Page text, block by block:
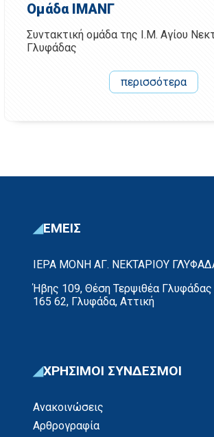
Ομάδα ΙΜΑΝΓ
Συντακτική ομάδα της Ι.Μ. Αγίου
Γλυφάδας
περισσότερα
ΕΜΕΙΣ
ΙΕΡΑ ΜΟΝΗ ΑΓ. ΝΕΚΤΑΡΙΟΥ
Ήβης 109, Θέση Τερψιθέα Γλυφάδας
165 62, Γλυφάδα, Αττική
ΧΡΗΣΙΜΟΙ ΣΥΝΔΕΣΜΟΙ
Ανακοινώσεις
Αρθρογραφία